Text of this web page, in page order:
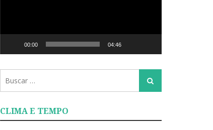
00:00 04:46
para:
Busca
CLIMA E TEMPO